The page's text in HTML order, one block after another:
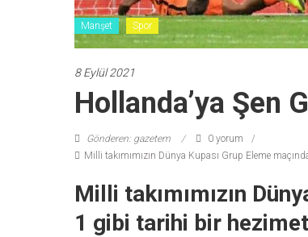
Manşet Spor
8 Eylül 2021
Hollanda’ya Şen
Gönderen: gazetem
0 yorum
Milli takımımızın Dünya Kupası Grup Eleme
Milli takımımızın
1 gibi tarihi bir